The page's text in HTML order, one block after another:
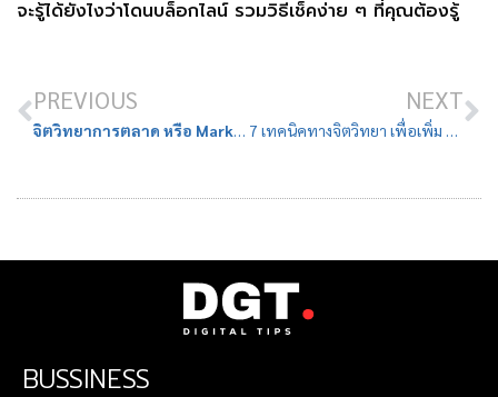
จะรู้ได้ยังไงว่าโดนบล็อกไลน์ รวมวิธีเช็คง่าย ๆ ที่คุณต้องรู้
PREVIOUS
จิตวิทยาการตลาด หรือ Marketing Psychology คืออะไร ทำไมเจ้าของธุรกิจควรรู้จัก
NEXT
7 เทคนิคทางจิตวิทยา เพื่อเพิ่ม Perceived Value ที่ธุรกิจใหม่ห้ามพลาด
BUSSINESS